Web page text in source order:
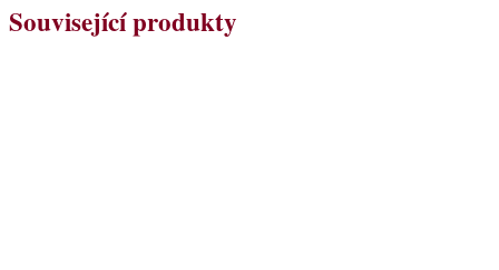
Související produkty